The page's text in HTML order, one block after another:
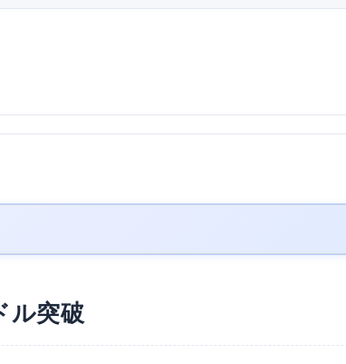
ル突破